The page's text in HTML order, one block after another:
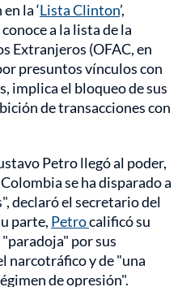
la ‘Lista Clinton’,
a la lista de la
Extranjeros (OFAC, en
presuntos vínculos con
implica el bloqueo de sus
de transacciones con
Petro llegó al poder,
se ha disparado a
declaró el secretario del
parte, Petrocalificó su
por sus
narcotráfico y de "una
de opresión".